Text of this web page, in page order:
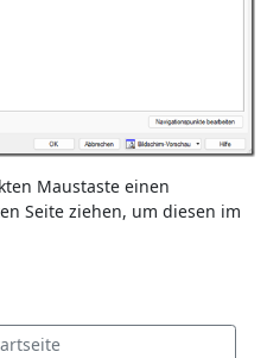
Maustaste einen
Seite ziehen, um diesen im